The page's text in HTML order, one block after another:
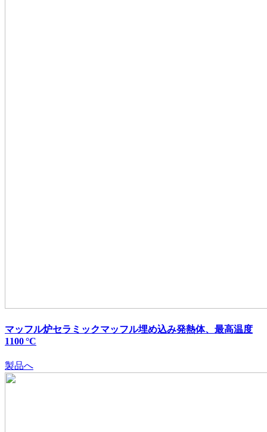
マッフル炉セラミックマッフル埋め込み発熱体、最高温度
1100 °C
製品へ